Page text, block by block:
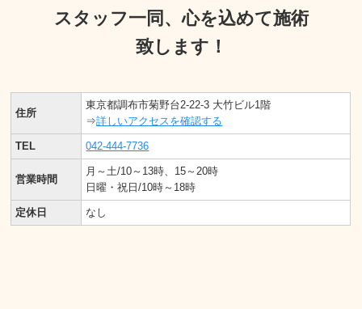
スタッフ一同、心を込めて施術
致します！
住所
東京都調布市菊野台2-22-3 大竹ビル1階
⇒詳しいアクセスを確認する
TEL 042-444-7736
営業時間
月～土/10～13時、15～20時
日曜・祝日/10時～18時
定休日 なし